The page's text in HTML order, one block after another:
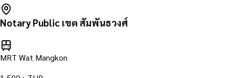
Notary Public เขต สัมพันธวงศ์
MRT Wat Mangkon